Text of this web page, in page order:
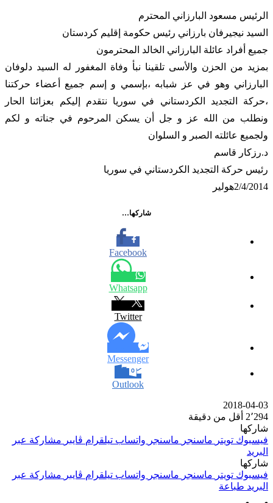
الرئيس مسعود البارزاني المحترم
السيد نيجيرفان بارزاني رئيس حكومة إقليم كردستان
جميع أفراد عائلة البارزاني الخالد المحترمون
بمزيد من الحزن والأسى تلقينا نبأ وفاة المغفور له السيد دلوفان
البارزاني وهو في عز شبابه ،بإسمي و إسم جميع أعضاء حركتنا
،حركة التجديد الكردستاني في سوريا نتقدم إليكم بعزائنا الحار
ونطلب من الله عز و جل أن يسكن المرحوم في جناته و لكم
ولجميع عائلته الصبر و السلوان
د.رزكار قاسم
رئيس حركة التجديد الكردستاني في سوريا
2/4/2014هولير
شاركها…
Facebook
Whatsapp
Twitter
Messenger
Outlook
2018-04-03
2٬294 أقل من دقيقة
شاركها
فيسبوك تويتر ماسنجر ماسنجر واتساب تيلقرام ڤايبر مشاركة عبر
البريد
شاركها
فيسبوك تويتر ماسنجر ماسنجر واتساب تيلقرام ڤايبر مشاركة عبر
البريد طباعة